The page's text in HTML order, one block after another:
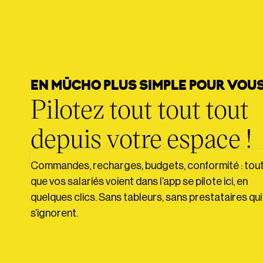
EN MŪCHO PLUS SIMPLE POUR
Pilotez tout tout tout
depuis votre espace !
Commandes, recharges, budgets, conformité :
que vos salariés voient dans l’app se pilote ici, en
quelques clics. Sans tableurs, sans prestataires qui
s’ignorent.